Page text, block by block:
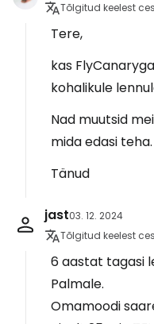
Tõlgitud keelest
Tere,
kas
kohalikule
Nad muutsid
mida edasi teha.
Tänud
jast03. 12. 2024
Tõlgitud keelest
6 aastat tagasi
Palmale.
Omamoodi